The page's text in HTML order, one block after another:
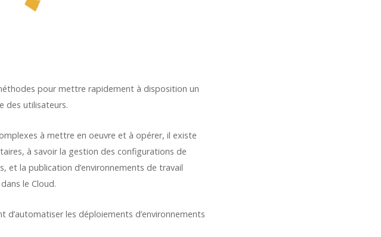
pour mettre rapidement à disposition un
des utilisateurs.
à mettre en oeuvre et à opérer, il existe
à savoir la gestion des configurations de
la publication d’environnements de travail
le Cloud.
les déploiements d’environnements